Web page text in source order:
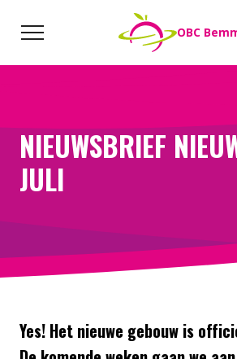
OBC
Direct naar: Werken bij We
NIEUWSBRIEF
JULI
Yes! Het nieuwe gebouw is